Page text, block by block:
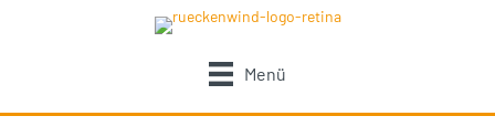
Menü